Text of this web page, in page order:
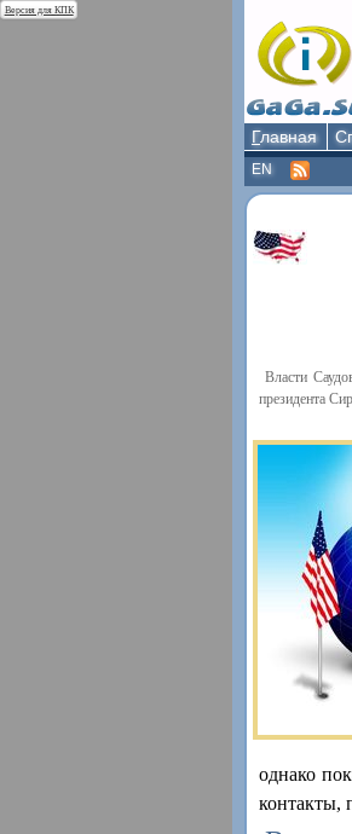
Версия для КПК
Главная
EN
Власти
президента
однако
контакты,